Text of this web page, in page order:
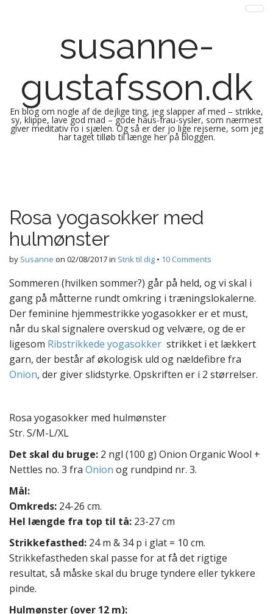
susanne-
gustafsson.dk
En blog om nogle af de dejlige ting, jeg slapper af med – strikke,
sy, klippe, lave god mad – gode haus-frau-sysler, som nærmest
giver meditativ ro i sjælen. Og så er der jo lige rejserne, som jeg
har taget tilløb til længe her på bloggen.
n
m
e
n
t
o
c
o
n
t
e
n
t
Rosa yogasokker med
hulmønster
by Susanne on 02/08/2017in Strik til dig • 10 Comments
Sommeren (hvilken sommer?) går på held, og vi skal i
gang på måtterne rundt omkring i træningslokalerne.
Der feminine hjemmestrikke yogasokker er et must,
når du skal signalere overskud og velvære, og de er
ligesom Ribstrikkede yogasokker strikket i et lækkert
garn, der består af økologisk uld og nældefibre fra
Onion, der giver slidstyrke. Opskriften er i 2 størrelser.
Rosa yogasokker med hulmønster
Str. S/M-L/XL
Det skal du bruge: 2 ngl (100 g) Onion Organic Wool +
Nettles no. 3 fra Onion og rundpind nr. 3.
Mål:
Omkreds: 24-26 cm.
Hel længde fra top til tå: 23-27 cm
Strikkefasthed: 24 m & 34 p i glat = 10 cm.
Strikkefastheden skal passe for at få det rigtige
resultat, så måske skal du bruge tyndere eller tykkere
pinde.
Hulmønster (over 12 m):